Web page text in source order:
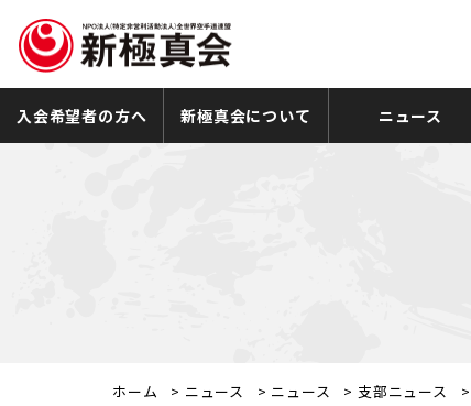
入会希望者の方へ 新極真会について ニュース
ホーム > ニュース > ニュース > 支部ニュース